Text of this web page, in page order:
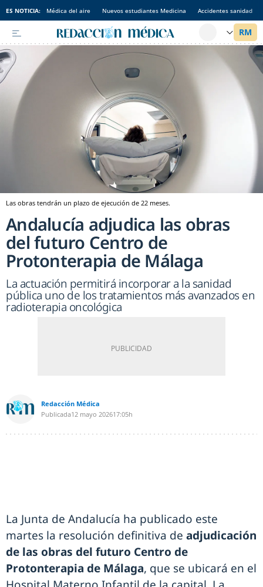
ES NOTICIA: Médica del aire Nuevos estudiantes Medicina Accidentes sanidad
Las obras tendrán un plazo de ejecución de 22 meses.
Andalucía adjudica las obras
del futuro Centro de
Protonterapia de Málaga
La actuación permitirá incorporar a la sanidad
pública uno de los tratamientos más avanzados en
radioterapia oncológica
Redacción Médica
Publicada12 mayo 202617:05h
La Junta de Andalucía ha publicado este
martes la resolución definitiva de adjudicación
de las obras del futuro Centro de
Protonterapia de Málaga, que se ubicará en el